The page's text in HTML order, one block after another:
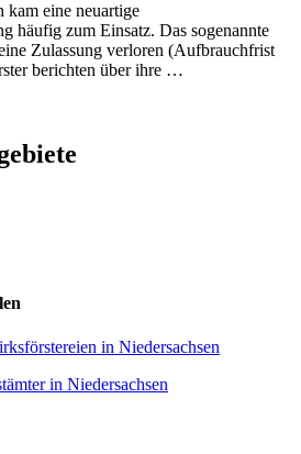
kam eine neuartige
häufig zum Einsatz. Das sogenannte
Zulassung verloren (Aufbrauchfrist
berichten über ihre …
in Niedersachsen
in Niedersachsen